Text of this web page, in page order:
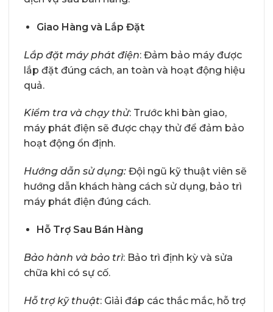
Giao Hàng và Lắp Đặt
Lắp đặt máy phát điện: Đảm bảo máy được
lắp đặt đúng cách, an toàn và hoạt động hiệu
quả.
Kiểm tra và chạy thử: Trước khi bàn giao,
máy phát điện sẽ được chạy thử để đảm bảo
hoạt động ổn định.
Hướng dẫn sử dụng: Đội ngũ kỹ thuật viên sẽ
hướng dẫn khách hàng cách sử dụng, bảo trì
máy phát điện đúng cách.
Hỗ Trợ Sau Bán Hàng
Bảo hành và bảo trì: Bảo trì định kỳ và sửa
chữa khi có sự cố.
Hỗ trợ kỹ thuật: Giải đáp các thắc mắc, hỗ trợ